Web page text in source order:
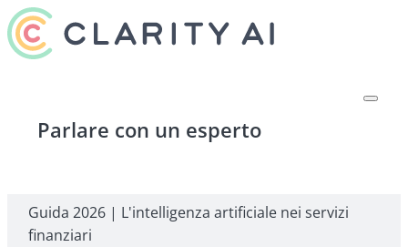
Parlare con un esperto
Guida 2026 | L'intelligenza artificiale nei servizi
finanziari